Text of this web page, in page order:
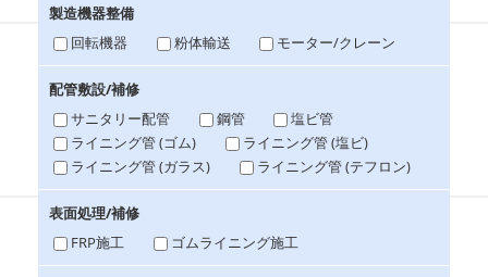
製造機器整備
回転機器
粉体輸送 モーター/クレーン
配管敷設/補修
サニタリー配管
鋼管
塩ビ管
ライニング管 (ゴム)
ライニング管 (塩ビ)
ライニング管 (ガラス)
ライニング管 (テフロン)
表面処理/補修
FRP施工
ゴムライニング施工